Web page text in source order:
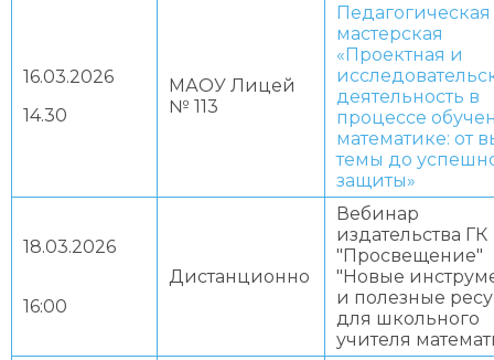
16.03.2026
14.30
МАОУ Лицей
№ 113
Педагогическая
мастерская
«Проектная и
деятельность в
процессе
математике: от
темы до
защиты»
18.03.2026
16:00
Дистанционно
Вебинар
издательства ГК
"Просвещение"
"Новые
и полезные
для школьного
учителя